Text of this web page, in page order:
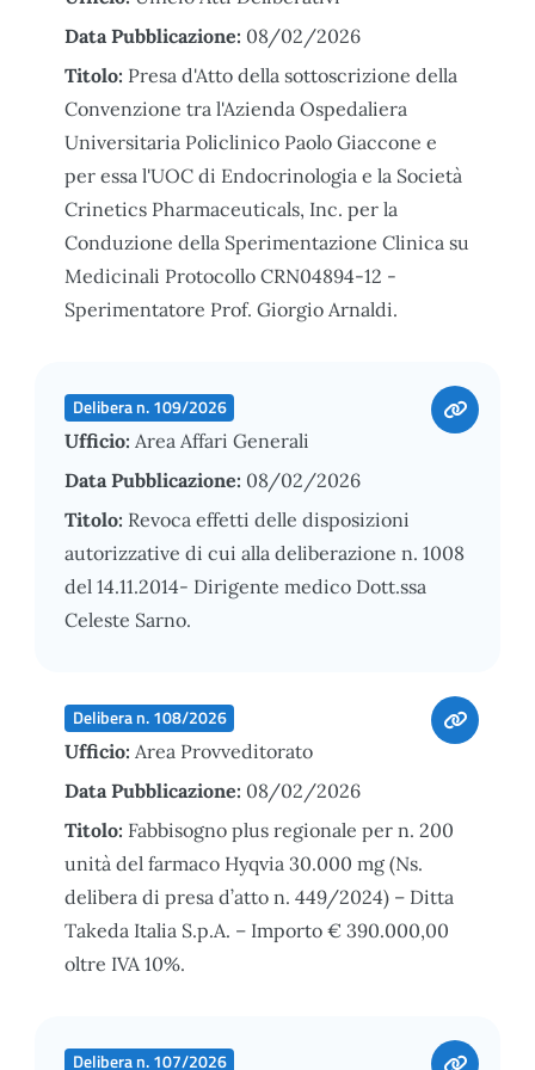
Data Pubblicazione: 08/02/2026
Titolo: Presa d'Atto della sottoscrizione della
Convenzione tra l'Azienda Ospedaliera
Universitaria Policlinico Paolo Giaccone e
per essa l'UOC di Endocrinologia e la Società
Crinetics Pharmaceuticals, Inc. per la
Conduzione della Sperimentazione Clinica su
Medicinali Protocollo CRN04894-12 -
Sperimentatore Prof. Giorgio Arnaldi.
Delibera n. 109/2026
Ufficio: Area Affari Generali
Data Pubblicazione: 08/02/2026
Titolo: Revoca effetti delle disposizioni
autorizzative di cui alla deliberazione n. 1008
del 14.11.2014- Dirigente medico Dott.ssa
Celeste Sarno.
Delibera n. 108/2026
Ufficio: Area Provveditorato
Data Pubblicazione: 08/02/2026
Titolo: Fabbisogno plus regionale per n. 200
unità del farmaco Hyqvia 30.000 mg (Ns.
delibera di presa d’atto n. 449/2024) – Ditta
Takeda Italia S.p.A. – Importo € 390.000,00
oltre IVA 10%.
Delibera n. 107/2026